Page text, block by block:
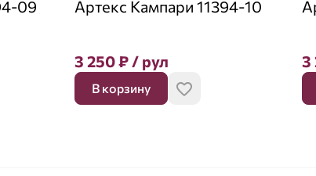
09 Артекс Кампари 11394-10
3 250₽/ рул
В корзину
3